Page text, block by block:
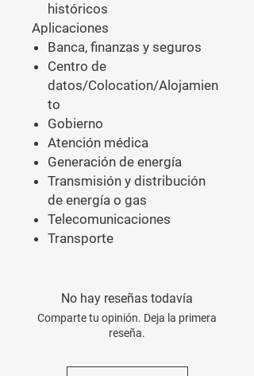
históricos
Aplicaciones
Banca, finanzas y seguros
Centro de
datos/Colocation/Alojamien
to
Gobierno
Atención médica
Generación de energía
Transmisión y distribución
de energía o gas
Telecomunicaciones
Transporte
No hay reseñas todavía
Comparte tu opinión. Deja la primera
reseña.